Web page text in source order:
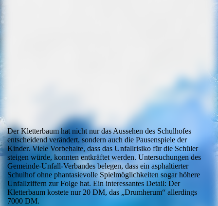
Der Kletterbaum hat nicht nur das Aussehen des Schulhofes
entscheidend verändert, sondern auch die Pausenspiele der
Kinder. Viele Vorbehalte, dass das Unfallrisiko für die Schüler
steigen würde, konnten entkräftet werden. Untersuchungen des
Gemeinde-Unfall-Verbandes belegen, dass ein asphaltierter
Schulhof ohne phantasievolle Spielmöglichkeiten sogar höhere
Unfallziffern zur Folge hat. Ein interessantes Detail: Der
Kletterbaum kostete nur 20 DM, das „Drumherum“ allerdings
7000 DM.